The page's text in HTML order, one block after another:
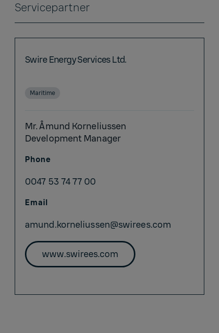
Servicepartner
Swire Energy Services Ltd.
Maritime
Mr. Åmund Korneliussen
Development Manager
Phone
0047 53 74 77 00
Email
amund.korneliussen@swirees.com
www.swirees.com